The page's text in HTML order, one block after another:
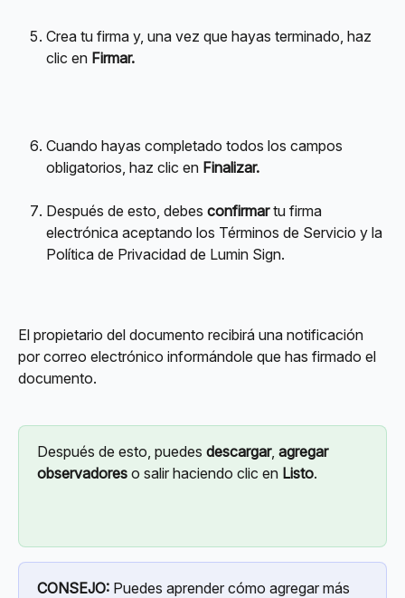
Crea tu firma y, una vez que hayas terminado, haz
clic en Firmar.
Cuando hayas completado todos los campos
obligatorios, haz clic en Finalizar.
Después de esto, debes confirmar tu firma
electrónica aceptando los Términos de Servicio y la
Política de Privacidad de Lumin Sign.
El propietario del documento recibirá una notificación
por correo electrónico informándole que has firmado el
documento.
Después de esto, puedes descargar, agregar
observadores o salir haciendo clic en Listo.
CONSEJO: Puedes aprender cómo agregar más